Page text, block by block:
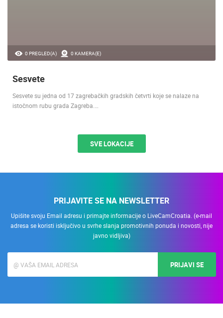
0 PREGLED(A) 0 KAMERA(E)
Sesvete
Sesvete su jedna od 17 zagrebačkih gradskih četvrti koje se nalaze na
istočnom rubu grada Zagreba.…
SVE LOKACIJE
PRIJAVITE SE NA NEWSLETTER
Upišite svoju Email adresu i primajte informacije o LiveCamCroatia. (e-mail
adresa se koristi isključivo u svrhe slanja promotivnih ponuda i novosti, nije
javno vidljiva)
PRIJAVI SE